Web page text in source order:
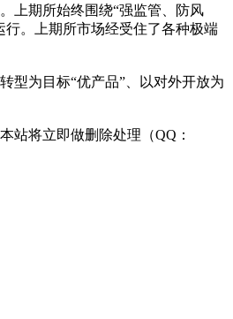
上期所始终围绕“强监管、防风
。上期所市场经受住了各种极端
型为目标“优产品”、以对外开放为
站将立即做删除处理（QQ：